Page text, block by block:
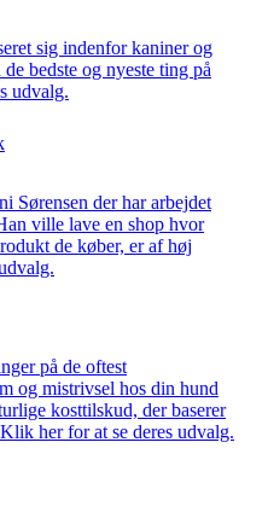
sig indenfor kaniner og
bedste og nyeste ting på
udvalg.
Sørensen der har arbejdet
ville lave en shop hvor
de køber, er af høj
på de oftest
og mistrivsel hos din hund
kosttilskud, der baserer
her for at se deres udvalg.